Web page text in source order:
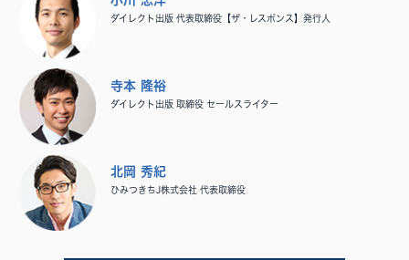
ダイレクト出版 代表取締役【ザ・レスポンス】発行人
寺本 隆裕
ダイレクト出版 取締役 セールスライター
北岡 秀紀
ひみつきちJ株式会社 代表取締役